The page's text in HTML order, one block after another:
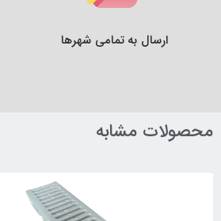
ارسال به تمامی شهرها
محصولات مشابه